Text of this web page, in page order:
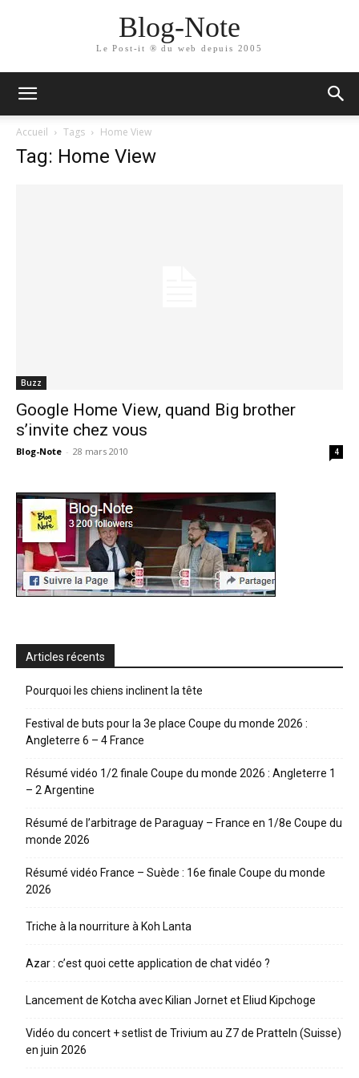
Blog-Note
Le Post-it ® du web depuis 2005
Accueil Tags Home View
Tag: Home View
Buzz
Google Home View, quand Big brother
s’invite chez vous
Blog-Note - 28 mars 2010 4
Articles récents
Pourquoi les chiens inclinent la tête
Festival de buts pour la 3e place Coupe du monde 2026 :
Angleterre 6 – 4 France
Résumé vidéo 1/2 finale Coupe du monde 2026 : Angleterre 1
– 2 Argentine
Résumé de l’arbitrage de Paraguay – France en 1/8e Coupe du
monde 2026
Résumé vidéo France – Suède : 16e finale Coupe du monde
2026
Triche à la nourriture à Koh Lanta
Azar : c’est quoi cette application de chat vidéo ?
Lancement de Kotcha avec Kilian Jornet et Eliud Kipchoge
Vidéo du concert + setlist de Trivium au Z7 de Pratteln (Suisse)
en juin 2026